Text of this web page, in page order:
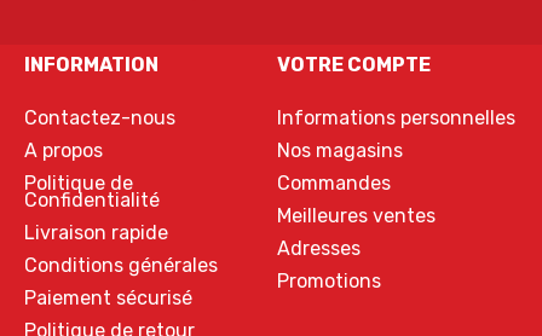
INFORMATION
Contactez-nous
A propos
Politique de
Confidentialité
Livraison rapide
Conditions générales
Paiement sécurisé
Politique de retour
VOTRE COMPTE
Informations personnelles
Nos magasins
Commandes
Meilleures ventes
Adresses
Promotions